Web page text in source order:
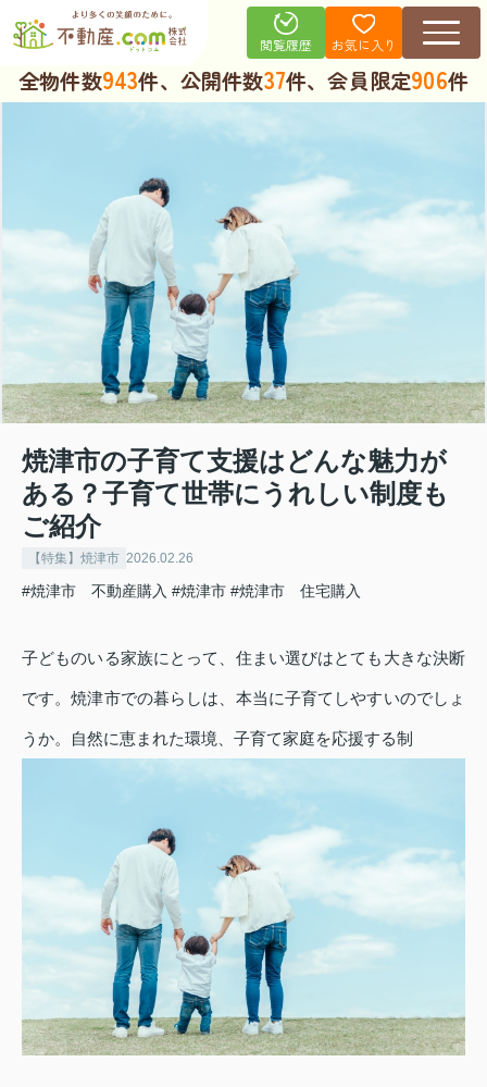
閲覧履歴 お気に入り
全物件数943件、公開件数37件、会員限定906件
焼津市の子育て支援はどんな魅力が
ある？子育て世帯にうれしい制度も
ご紹介
【特集】焼津市 2026.02.26
#焼津市 不動産購入 #焼津市 #焼津市 住宅購入
子どものいる家族にとって、住まい選びはとても大きな決断
です。焼津市での暮らしは、本当に子育てしやすいのでしょ
うか。自然に恵まれた環境、子育て家庭を応援する制